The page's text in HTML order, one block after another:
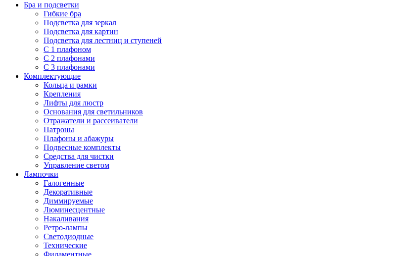
Бра и подсветки
Гибкие бра
Подсветка для зеркал
Подсветка для картин
Подсветка для лестниц и ступеней
С 1 плафоном
С 2 плафонами
С 3 плафонами
Комплектующие
Кольца и рамки
Крепления
Лифты для люстр
Основания для светильников
Отражатели и рассеиватели
Патроны
Плафоны и абажуры
Подвесные комплекты
Средства для чистки
Управление светом
Лампочки
Галогенные
Декоративные
Диммируемые
Люминесцентные
Накаливания
Ретро-лампы
Светодиодные
Технические
Филаментные